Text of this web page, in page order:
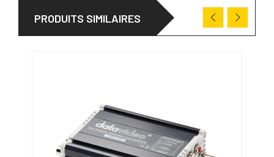
PRODUITS SIMILAIRES